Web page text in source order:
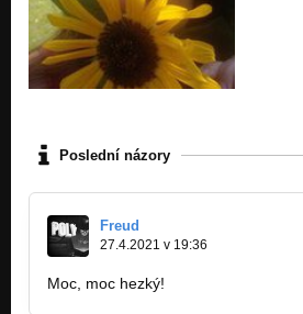
Poslední názory
Freud
27.4.2021 v 19:36
Moc, moc hezký!